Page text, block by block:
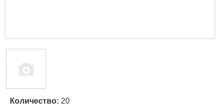
Количество: 20